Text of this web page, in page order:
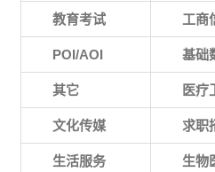
教育考试 工商
POI/AOI 基础
其它 医疗
文化传媒 求职
生活服务 生物